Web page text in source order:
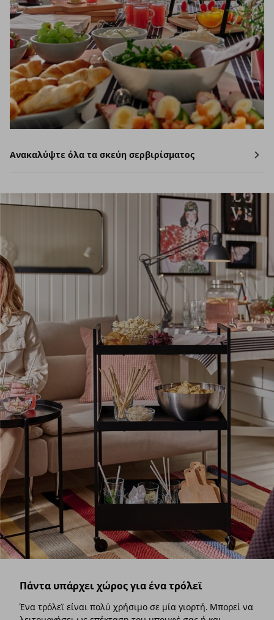
Ανακαλύψτε όλα τα σκεύη σερβιρίσματος
Πάντα υπάρχει χώρος για ένα τρόλεϊ
Ένα τρόλεϊ είναι πολύ χρήσιμο σε μία γιορτή. Μπορεί να